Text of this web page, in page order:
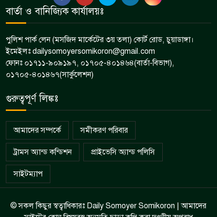
উথলীতে পলিশের মাদক বিরোধী
অভিযান
৮
বার্তা ও বানিজ্যিক কার্যালয়ঃ
পুলিশ পার্ক লেন (মসজিদ মার্কেটের ৩য় তলা) কোর্ট রোড, চুয়াডাঙ্গা।
ইমেইলঃ dailysomoyersomikoron@gmail.com
ফোনঃ ০১৭১১-৯০৯১৯৭, ০১৭০৫-৪০১৪৬৪(বার্তা-বিভাগ),
০১৭০৫-৪০১৪৬৭(সার্কুলেশন)
গুরুত্বপূর্ণ লিঙ্কঃ
আমাদের সম্পর্কে সমীকরণ পরিবার
ট্রামস অ্যান্ড কন্ডিশন প্রাইভেসি অ্যান্ড পলিসি
সাইটম্যাপ
© সকল কিছুর স্বত্বাধিকারঃ Daily Somoyer Somikoron | আমাদের